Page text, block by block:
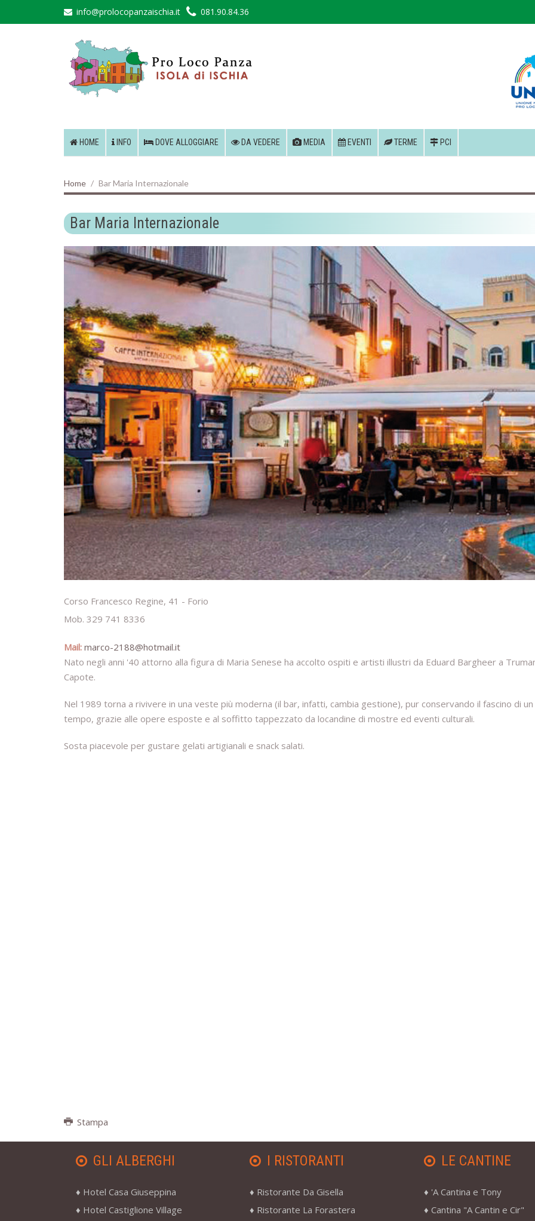
info@prolocopanzaischia.it 081.90.84.36
HOME INFO DOVE ALLOGGIARE DA VEDERE MEDIA EVENTI TERME PCI
Home Bar Maria Internazionale
Bar Maria Internazionale
Corso Francesco Regine, 41 - Forio
Mob. 329 741 8336
Mail: marco-2188@hotmail.it
Nato negli anni '40 attorno alla figura di Maria Senese ha accolto ospiti e artisti illustri da Eduard Bargheer a
Capote.
Nel 1989 torna a rivivere in una veste più moderna (il bar, infatti, cambia gestione), pur conservando il fascino di un
tempo, grazie alle opere esposte e al soffitto tappezzato da locandine di mostre ed eventi culturali.
Sosta piacevole per gustare gelati artigianali e snack salati.
Stampa
GLI ALBERGHI
Hotel Casa Giuseppina
Hotel Castiglione Village
I RISTORANTI
Ristorante Da Gisella
Ristorante La Forastera
LE CANTINE
'A Cantina e Tony
Cantina "A Cantin e Cir"